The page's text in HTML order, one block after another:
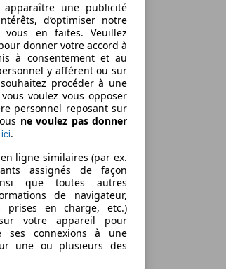
une publicité
d’optimiser notre
vous en faites. Veuillez
donner votre accord à
à consentement et au
y afférent ou sur
procéder à une
voulez vous opposer
personnel reposant sur
ne voulez pas donner
ici.
ligne similaires (par ex.
assignés de façon
que toutes autres
de navigateur,
prises en charge, etc.)
votre appareil pour
ses connexions à une
une ou plusieurs des